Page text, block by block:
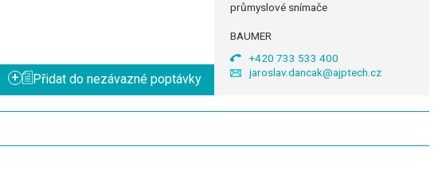
+ Přidat do nezávazné poptávky
průmyslové snímače
BAUMER
+420 733 533 400
jaroslav.dancak@ajptech.cz